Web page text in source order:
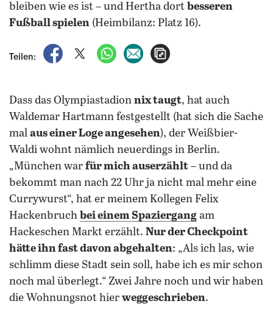
bleiben wie es ist – und Hertha dort besseren
Fußball spielen (Heimbilanz: Platz 16).
Teilen:
auf Facebook teilen
auf X teilenper WhatsApp teilen
per E-Mail teilen
Dass das Olympiastadion nix taugt, hat auch
Waldemar Hartmann festgestellt (hat sich die Sache
mal aus einer Loge angesehen), der Weißbier-
Waldi wohnt nämlich neuerdings in Berlin.
„München war für mich auserzählt – und da
bekommt man nach 22 Uhr ja nicht mal mehr eine
Currywurst“, hat er meinem Kollegen Felix
Hackenbruch bei einem Spaziergang am
Hackeschen Markt erzählt. Nur der Checkpoint
hätte ihn fast davon abgehalten: „Als ich las, wie
schlimm diese Stadt sein soll, habe ich es mir schon
noch mal überlegt.“ Zwei Jahre noch und wir haben
die Wohnungsnot hier weggeschrieben.